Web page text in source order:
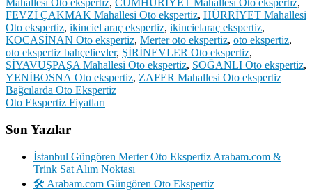
Mahallesi Oto ekspertiz, CUMHURİYET Mahallesi Oto ekspertiz,
FEVZİ ÇAKMAK Mahallesi Oto ekspertiz, HÜRRİYET Mahallesi
Oto ekspertiz, ikinciel araç ekspertiz, ikincielaraç ekspertiz,
KOCASİNAN Oto ekspertiz, Merter oto ekspertiz, oto ekspertiz,
oto ekspertiz bahçelievler, ŞİRİNEVLER Oto ekspertiz,
SİYAVUŞPAŞA Mahallesi Oto ekspertiz, SOĞANLI Oto ekspertiz,
YENİBOSNA Oto ekspertiz, ZAFER Mahallesi Oto ekspertiz
Yazı
gezinmesi
Bağcılarda Oto Ekspertiz
Oto Ekspertiz Fiyatları
Son Yazılar
İstanbul Güngören Merter Oto Ekspertiz Arabam.com &
Trink Sat Alım Noktası
🛠️ Arabam.com Güngören Oto Ekspertiz